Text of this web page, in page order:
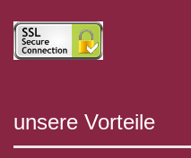
unsere Vorteile